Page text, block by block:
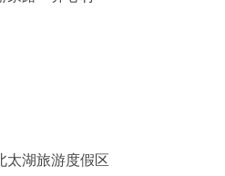
湖旅游度假区